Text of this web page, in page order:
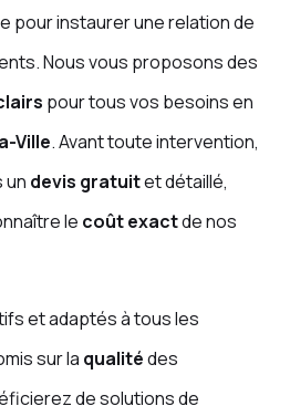
pour instaurer une relation de
Nous vous proposons des
pour tous vos besoins en
Ville. Avant toute intervention,
un devis gratuitet détaillé,
le coût exactde nos
et adaptés à tous les
sur la qualitédes
de solutions de